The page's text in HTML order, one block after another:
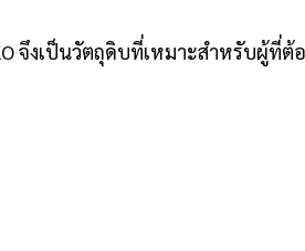
งเป็นวัตถุดิบที่เหมาะสำหรับผู้ที่ต้อ